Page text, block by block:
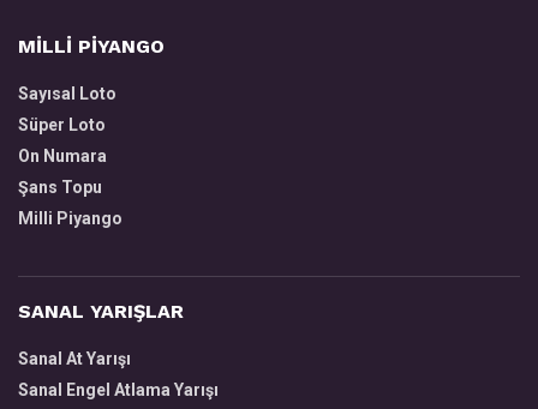
MİLLİ PİYANGO
Sayısal Loto
Süper Loto
On Numara
Şans Topu
Milli Piyango
SANAL YARIŞLAR
Sanal At Yarışı
Sanal Engel Atlama Yarışı